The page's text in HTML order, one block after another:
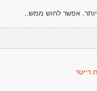
אפשר לחוש ממש..
רייטר